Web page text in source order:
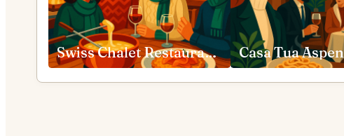
Swiss Chalet Restaurant Vail Casa Tua Aspen